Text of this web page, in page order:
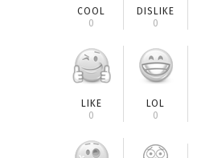
COOL
0
DISLIKE
0
LIKE
0
LOL
0